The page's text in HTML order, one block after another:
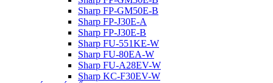
Sharp FP-GM50E-B
Sharp FP-J30E-A
Sharp FP-J30E-B
Sharp FU-551KE-W
Sharp FU-80EA-W
Sharp FU-A28EV-W
Sharp KC-F30EV-W